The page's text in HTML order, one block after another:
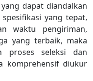
dapat diandalkan
yang tepat,
waktu pengiriman,
yang terbaik, maka
proses seleksi dan
komprehensif diukur